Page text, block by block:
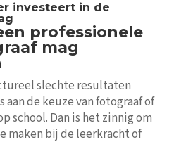
investeert in de
professionele
mag
slechte resultaten
de keuze van fotograaf of
school. Dan is het zinnig om
maken bij de leerkracht of